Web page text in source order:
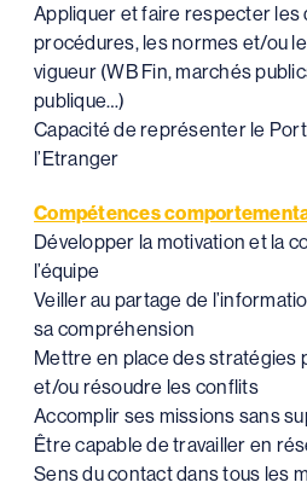
Appliquer et faire respecter les
procédures, les normes et/ou
vigueur (WB Fin, marchés
publique…)
Capacité de représenter le
l’Etranger
Compétences
Développer la motivation et la
l’équipe
Veiller au partage de
sa compréhension
Mettre en place des stratégies
et/ou résoudre les conflits
Accomplir ses missions sans
Être capable de travailler en
Sens du contact dans tous les